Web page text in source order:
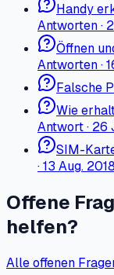
Handy
Antworten·
Öffnen
Antworten·
Falsche
Wie
Antwort· 26
SIM-
·13 Aug.
Offene
helfen?
Alle offenen